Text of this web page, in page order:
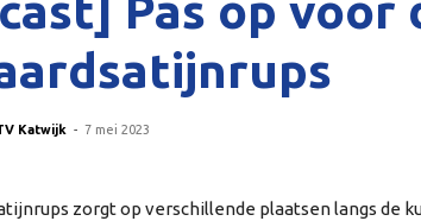
Pas op voor
Katwijk - 7 mei 2023
zorgt op verschillende plaatsen langs de